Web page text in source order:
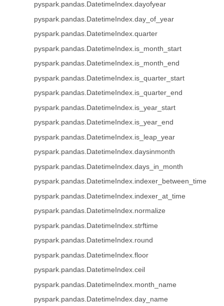
pyspark.pandas.DatetimeIndex.dayofyear
pyspark.pandas.DatetimeIndex.day_of_year
pyspark.pandas.DatetimeIndex.quarter
pyspark.pandas.DatetimeIndex.is_month_start
pyspark.pandas.DatetimeIndex.is_month_end
pyspark.pandas.DatetimeIndex.is_quarter_start
pyspark.pandas.DatetimeIndex.is_quarter_end
pyspark.pandas.DatetimeIndex.is_year_start
pyspark.pandas.DatetimeIndex.is_year_end
pyspark.pandas.DatetimeIndex.is_leap_year
pyspark.pandas.DatetimeIndex.daysinmonth
pyspark.pandas.DatetimeIndex.days_in_month
pyspark.pandas.DatetimeIndex.indexer_between_time
pyspark.pandas.DatetimeIndex.indexer_at_time
pyspark.pandas.DatetimeIndex.normalize
pyspark.pandas.DatetimeIndex.strftime
pyspark.pandas.DatetimeIndex.round
pyspark.pandas.DatetimeIndex.floor
pyspark.pandas.DatetimeIndex.ceil
pyspark.pandas.DatetimeIndex.month_name
pyspark.pandas.DatetimeIndex.day_name